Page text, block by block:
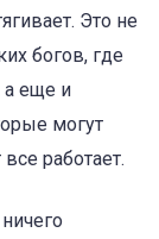
Это не
богов, где
а еще и
могут
работает.